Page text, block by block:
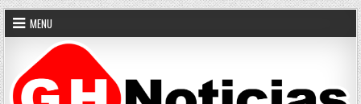
Skip
to
content
MENU